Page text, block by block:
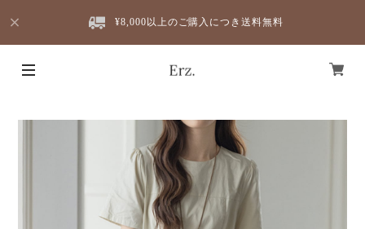
¥8,000以上のご購入につき送料無料